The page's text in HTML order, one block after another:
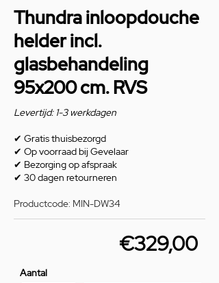
Thundra inloopdouche
helder incl.
glasbehandeling
95x200 cm. RVS
Levertijd: 1-3 werkdagen
✔ Gratis thuisbezorgd
✔ Op voorraad bij Gevelaar
✔ Bezorging op afspraak
✔ 30 dagen retourneren
Productcode: MIN-DW34
€329,00
Aantal